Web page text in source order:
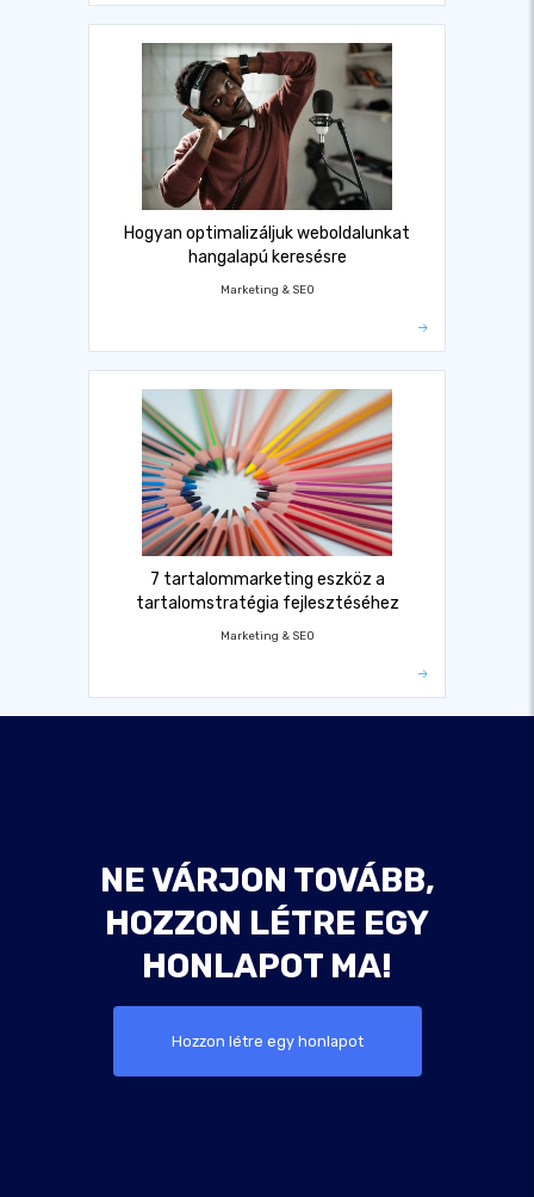
Hogyan optimalizáljuk weboldalunkat
hangalapú keresésre
Marketing & SEO
7 tartalommarketing eszköz a
tartalomstratégia fejlesztéséhez
Marketing & SEO
NE VÁRJON TOVÁBB,
HOZZON LÉTRE EGY
HONLAPOT MA!
Hozzon létre egy honlapot